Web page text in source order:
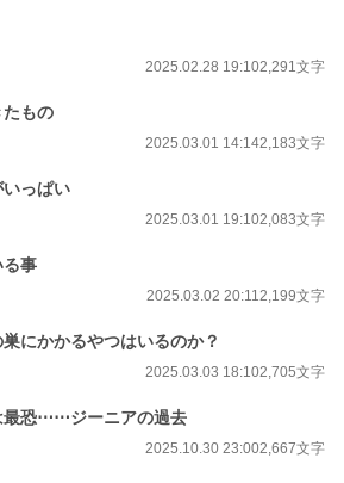
2025.02.28 19:102,291文字
もの
2025.03.01 14:142,183文字
っぱい
2025.03.01 19:102,083文字
る事
2025.03.02 20:112,199文字
にかかるやつはいるのか？
2025.03.03 18:102,705文字
最恐⋯⋯ジーニアの過去
2025.10.30 23:002,667文字